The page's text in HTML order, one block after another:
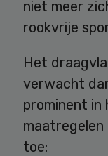
niet meer
rookvrije
Het
verwacht
prominent in
maatregelen
toe: